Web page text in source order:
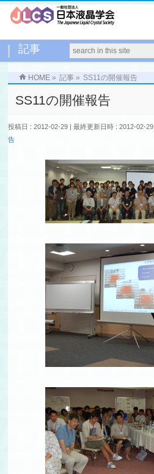
記事
HOME » 記事 » SS11の開催報告
SS11の開催報告
投稿日 : 2012-02-29 最終更新日時 : 2012-02-29
告